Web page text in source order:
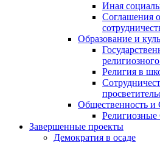
Иная
Соглашения
Образование и
Религия в
Общественность
Завершенные проекты
Демократия в осаде